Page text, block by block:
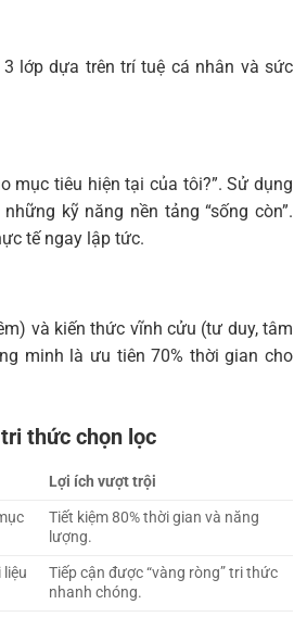
lớp dựa trên trí tuệ cá nhân và sức
mục tiêu hiện tại của tôi?”. Sử dụng
kỹ năng nền tảng “sống còn”.
tế ngay lập tức.
và kiến thức vĩnh cửu (tư duy, tâm
minh là ưu tiên 70% thời gian cho
thức chọn lọc
Lợi ích vượt trội
Tiết kiệm 80% thời gian và năng
lượng.
Tiếp cận được “vàng ròng” tri thức
nhanh chóng.